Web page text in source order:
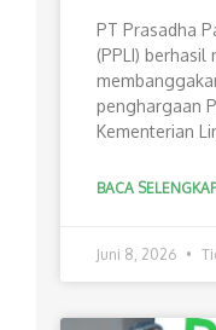
PT Prasadha
(PPLI)
penghargaan
Kementerian
BACA
Juni 8, 2026